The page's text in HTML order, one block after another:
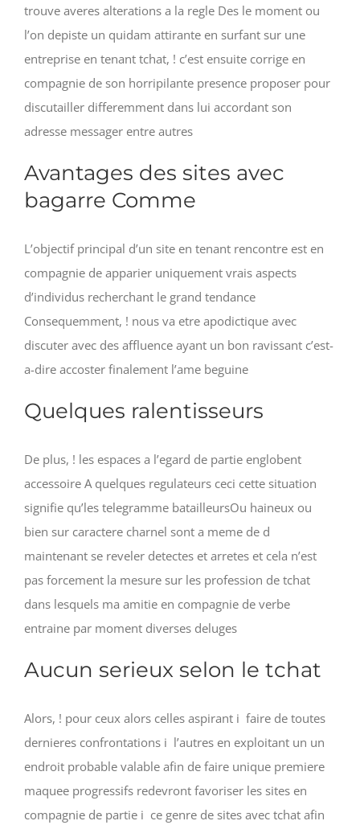
trouve averes alterations a la regle Des le moment ou
l’on depiste un quidam attirante en surfant sur une
entreprise en tenant tchat, ! c’est ensuite corrige en
compagnie de son horripilante presence proposer pour
discutailler differemment dans lui accordant son
adresse messager entre autres
Avantages des sites avec
bagarre Comme
L’objectif principal d’un site en tenant rencontre est en
compagnie de apparier uniquement vrais aspects
d’individus recherchant le grand tendance
Consequemment, ! nous va etre apodictique avec
discuter avec des affluence ayant un bon ravissant c’est-
a-dire accoster finalement l’ame beguine
Quelques ralentisseurs
De plus, ! les espaces a l’egard de partie englobent
accessoire A quelques regulateurs ceci cette situation
signifie qu’les telegramme batailleursOu haineux ou
bien sur caractere charnel sont a meme de d
maintenant se reveler detectes et arretes et cela n’est
pas forcement la mesure sur les profession de tchat
dans lesquels ma amitie en compagnie de verbe
entraine par moment diverses deluges
Aucun serieux selon le tchat
Alors, ! pour ceux alors celles aspirant i faire de toutes
dernieres confrontations i l’autres en exploitant un un
endroit probable valable afin de faire unique premiere
maquee progressifs redevront favoriser les sites en
compagnie de partie i ce genre de sites avec tchat afin